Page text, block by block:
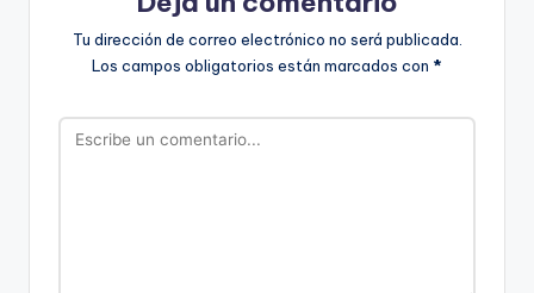
Tu dirección de correo electrónico no será publicada.
Los campos obligatorios están marcados con *